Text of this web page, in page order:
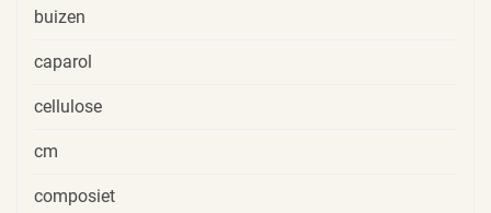
buizen
caparol
cellulose
cm
composiet